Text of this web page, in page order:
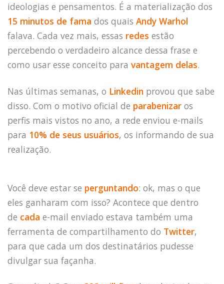
ideologias e pensamentos. É a materialização dos
15 minutos de fama dos quais Andy Warhol
falava. Cada vez mais, essas redes estão
percebendo o verdadeiro alcance dessa frase e
como usar esse conceito para vantagem delas.
Nas últimas semanas, o Linkedin provou que sabe
disso. Com o motivo oficial de parabenizar os
perfis mais vistos no ano, a rede enviou e-mails
para 10% de seus usuários, os informando de sua
realização.
Você deve estar se perguntando: ok, mas o que
eles ganharam com isso? Acontece que dentro
de cada e-mail enviado estava também uma
ferramenta de compartilhamento do Twitter,
para que cada um dos destinatários pudesse
divulgar sua façanha.